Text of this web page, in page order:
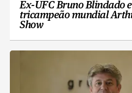
Ex-UFC Bruno Blindado
tricampeão mundial
Show